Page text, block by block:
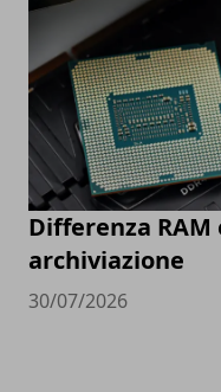
Differenza
archiviazione
30/07/2026